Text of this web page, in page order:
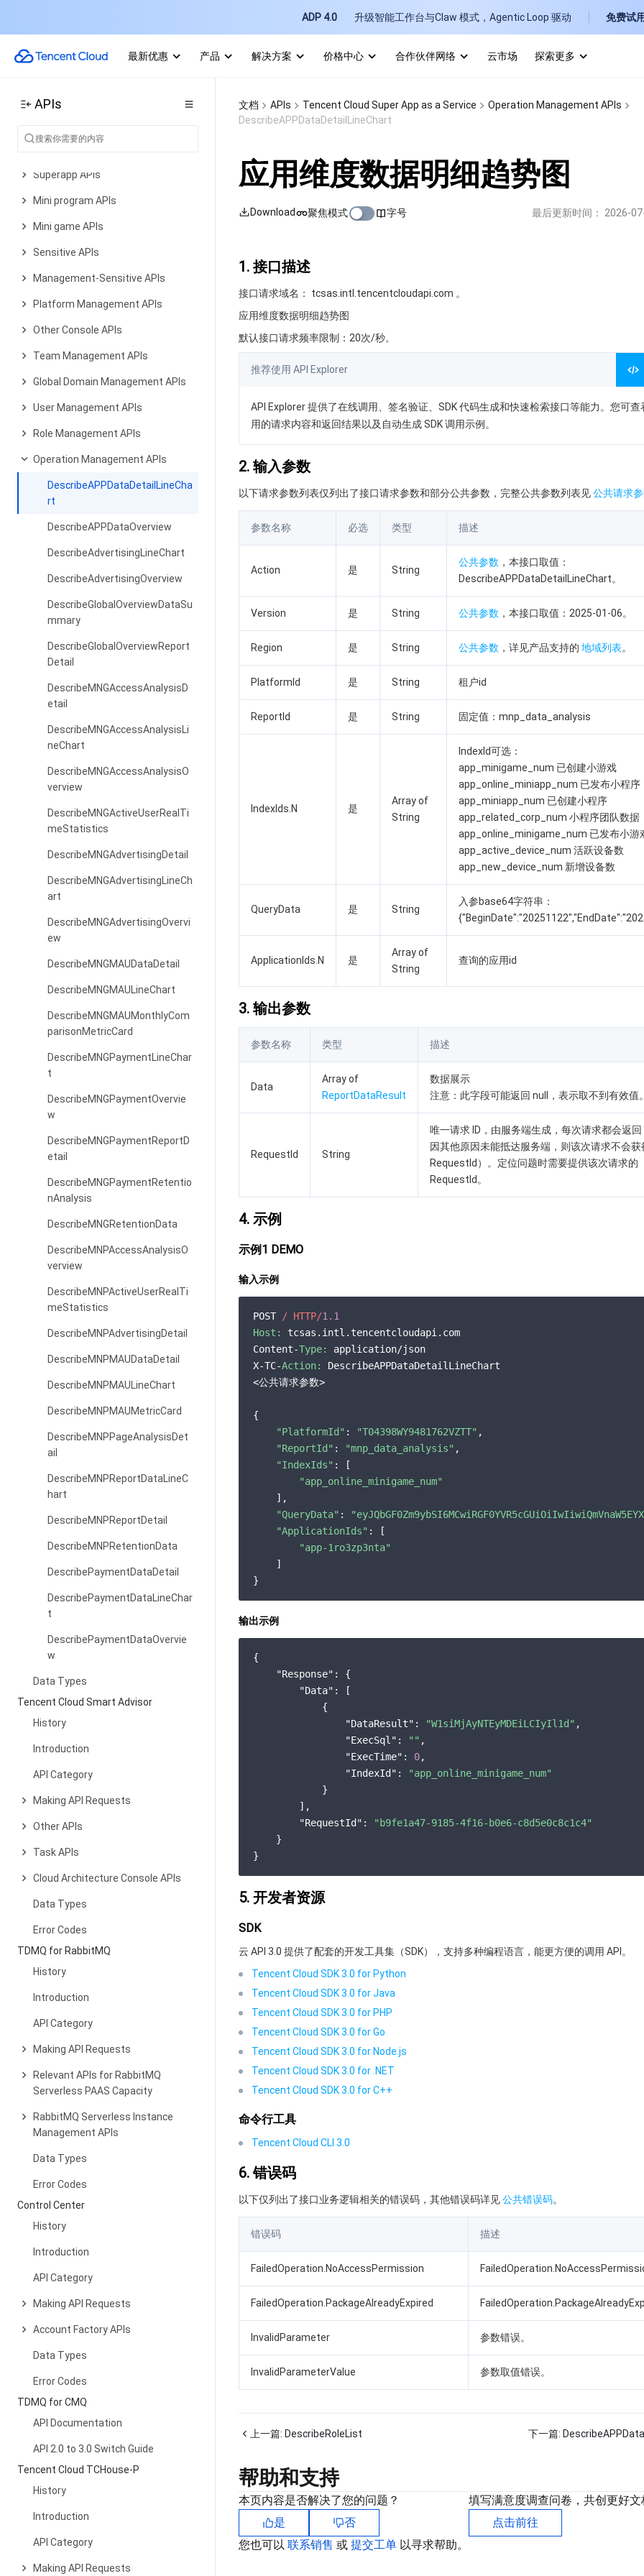
ADP 4.0 升级智能工作台与Claw 模式，Agentic Loop 驱动 免费试用
最新优惠 产品 解决方案 价格中心 合作伙伴网络 云市场
探索更多
APIs
Tencent Cloud Super App as a Service
Introduction
API Category
Superapp APIs
Mini program APIs
Mini game APIs
Sensitive APIs
Management-Sensitive APIs
Platform Management APIs
Other Console APIs
Team Management APIs
Global Domain Management APIs
User Management APIs
Role Management APIs
Operation Management APIs
DescribeAPPDataDetailLineCha
rt
DescribeAPPDataOverview
DescribeAdvertisingLineChart
DescribeAdvertisingOverview
DescribeGlobalOverviewDataSu
mmary
DescribeGlobalOverviewReport
Detail
DescribeMNGAccessAnalysisD
etail
DescribeMNGAccessAnalysisLi
neChart
DescribeMNGAccessAnalysisO
verview
DescribeMNGActiveUserRealTi
meStatistics
DescribeMNGAdvertisingDetail
DescribeMNGAdvertisingLineCh
art
DescribeMNGAdvertisingOvervi
ew
DescribeMNGMAUDataDetail
DescribeMNGMAULineChart
DescribeMNGMAUMonthlyCom
parisonMetricCard
DescribeMNGPaymentLineChar
t
DescribeMNGPaymentOvervie
w
DescribeMNGPaymentReportD
etail
DescribeMNGPaymentRetentio
nAnalysis
DescribeMNGRetentionData
DescribeMNPAccessAnalysisO
verview
DescribeMNPActiveUserRealTi
meStatistics
DescribeMNPAdvertisingDetail
DescribeMNPMAUDataDetail
DescribeMNPMAULineChart
DescribeMNPMAUMetricCard
DescribeMNPPageAnalysisDet
ail
DescribeMNPReportDataLineC
hart
DescribeMNPReportDetail
DescribeMNPRetentionData
DescribePaymentDataDetail
DescribePaymentDataLineChar
t
DescribePaymentDataOvervie
w
Data Types
Tencent Cloud Smart Advisor
History
Introduction
API Category
Making API Requests
Other APIs
Task APIs
Cloud Architecture Console APIs
Data Types
Error Codes
TDMQ for RabbitMQ
History
Introduction
API Category
Making API Requests
Relevant APIs for RabbitMQ
Serverless PAAS Capacity
RabbitMQ Serverless Instance
Management APIs
Data Types
Error Codes
Control Center
History
Introduction
API Category
Making API Requests
Account Factory APIs
Data Types
Error Codes
TDMQ for CMQ
API Documentation
API 2.0 to 3.0 Switch Guide
Tencent Cloud TCHouse-P
History
Introduction
API Category
Making API Requests
文档 APIs Tencent Cloud Super App as a Service
Operation Management APIs
DescribeAPPDataDetailLineChart
应用维度数据明细趋势图
Download 聚焦模式 字号 最后更新时间： 2026-
1. 接口描述
接口请求域名： tcsas.intl.tencentcloudapi.com 。
应用维度数据明细趋势图
默认接口请求频率限制：20次/秒。
推荐使用 API Explorer
API Explorer 提供了在线调用、签名验证、SDK 代码生成和快速检索接口等能力。您可查
用的请求内容和返回结果以及自动生成 SDK 调用示例。
2. 输入参数
以下请求参数列表仅列出了接口请求参数和部分公共参数，完整公共参数列表见公共请求
参数名称 必选 类型 描述
Action 是 String
公共参数 ，本接口取值：
DescribeAPPDataDetailLineChart。
Version 是 String 公共参数 ，本接口取值：2025-01-06。
Region 是 String 公共参数 ，详见产品支持的 地域列表。
PlatformId 是 String 租户id
ReportId 是 String 固定值：mnp_data_analysis
IndexIds.N 是
Array of
String
IndexId可选：
app_minigame_num 已创建小游戏
app_online_miniapp_num 已发布小程序
app_miniapp_num 已创建小程序
app_related_corp_num 小程序团队数据
app_online_minigame_num 已发布小游
app_active_device_num 活跃设备数
app_new_device_num 新增设备数
QueryData 是 String
入参base64字符串：
ApplicationIds.N 是
Array of
String
查询的应用id
3. 输出参数
参数名称 类型 描述
Data
Array of
ReportDataResult
数据展示
注意：此字段可能返回 null，表示取不到有效值。
RequestId String
唯一请求 ID，由服务端生成，每次请求都会返
因其他原因未能抵达服务端，则该次请求不会获
RequestId）。定位问题时需要提供该次请求的
RequestId。
4. 示例
示例1 DEMO
输入示例
POST / HTTP/1.1
Host:
tcsas.intl.tencentcloudapi.com
Content-Type:
application/json
X-TC-Action:
DescribeAPPDataDetailLineChart
<公共请求参数>
{
"PlatformId" : "T04398WY9481762VZTT" ,
"ReportId" : "mnp_data_analysis" ,
"IndexIds" : [
"app_online_minigame_num"
    ],
"QueryData" :
"ApplicationIds" : [
"app-1ro3zp3nta"
    ]
输出示例
{
"Response" : {
"Data" : [
            {
"DataResult" : "W1siMjAyNTEyMDEiLCIyIl1d" ,
"ExecSql" : "" ,
"ExecTime" : 0,
"IndexId" :
"app_online_minigame_num"
            }
        ],
"RequestId" :
"b9fe1a47-9185-4f16-b0e6-c8d5e0c8c1c4"
    }
5. 开发者资源
SDK
云 API 3.0 提供了配套的开发工具集（SDK），支持多种编程语言，能更方便的调用 API。
Tencent Cloud SDK 3.0 for Python
Tencent Cloud SDK 3.0 for Java
Tencent Cloud SDK 3.0 for PHP
Tencent Cloud SDK 3.0 for Go
Tencent Cloud SDK 3.0 for Node.js
Tencent Cloud SDK 3.0 for .NET
Tencent Cloud SDK 3.0 for C++
命令行工具
Tencent Cloud CLI 3.0
6. 错误码
以下仅列出了接口业务逻辑相关的错误码，其他错误码详见公共错误码。
错误码 描述
FailedOperation.NoAccessPermission
FailedOperation.PackageAlreadyExpired
InvalidParameter 参数错误。
InvalidParameterValue 参数取值错误。
上一篇: DescribeRoleList 下一篇:
帮助和支持
本页内容是否解决了您的问题？
是
否
您也可以 联系销售 或 提交工单 以寻求帮助。
填写满意度调查问卷，共创更好文
点击前往